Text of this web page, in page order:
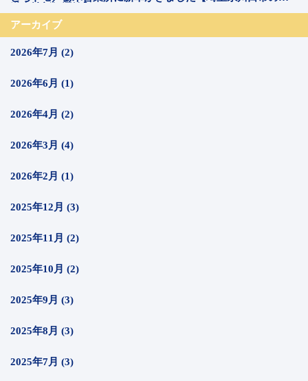
アーカイブ
2026年7月 (2)
2026年6月 (1)
2026年4月 (2)
2026年3月 (4)
2026年2月 (1)
2025年12月 (3)
2025年11月 (2)
2025年10月 (2)
2025年9月 (3)
2025年8月 (3)
2025年7月 (3)